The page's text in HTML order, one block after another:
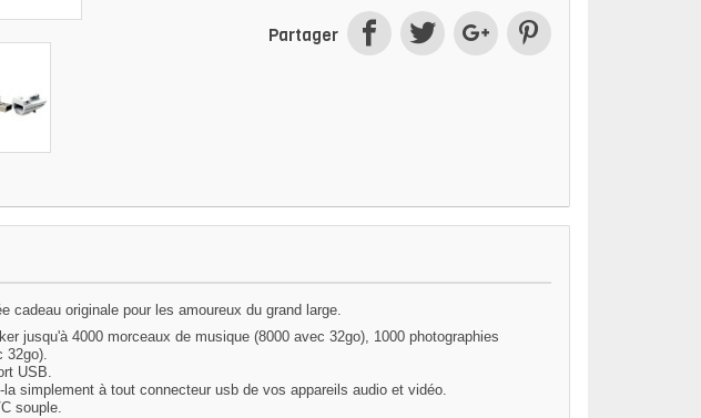
Partager
cadeau originale pour les amoureux du grand large.
jusqu'à 4000 morceaux de musique (8000 avec 32go), 1000 photographies
32go).
USB.
simplement à tout connecteur usb de vos appareils audio et vidéo.
souple.